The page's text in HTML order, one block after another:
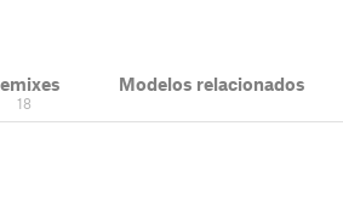
18
Modelos relacionados